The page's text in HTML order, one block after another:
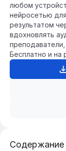
любом
нейросетью
результатом
вдохновлять
Бесплатно и на
Содержание